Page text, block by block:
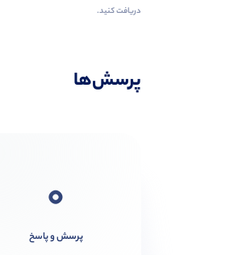
دریافت کنید.
پرسش‌ها
0
پرسش و پاسخ